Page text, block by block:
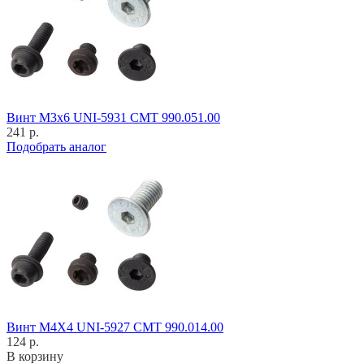
Винт M3x6 UNI-5931 CMT 990.051.00
241 р.
Подобрать аналог
Винт M4X4 UNI-5927 CMT 990.014.00
124 р.
В корзину